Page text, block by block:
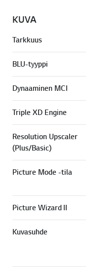
KUVA
Tarkkuus
BLU-tyyppi
Dynaaminen MCI
Triple XD Engine
Resolution Upscaler
(Plus/Basic)
Picture Mode -tila
Picture Wizard II
Kuvasuhde